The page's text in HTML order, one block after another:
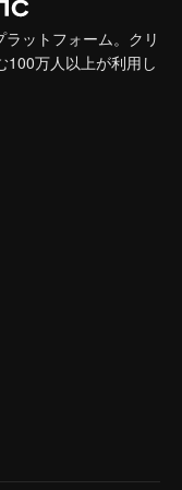
ットフォーム。クリ
100万人以上が利用し